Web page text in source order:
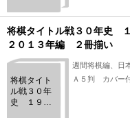
将棋タイトル戦３０年史
２０１３年編 ２冊揃い
将棋タイト
ル戦３０年
史 １９８
週間将棋編、日
Ａ５判 カバー